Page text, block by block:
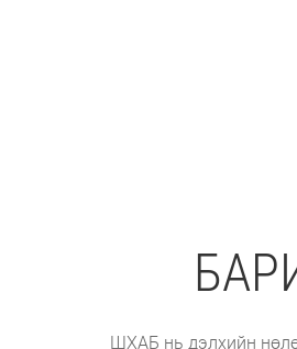
ШХАБ нь дэлхийн